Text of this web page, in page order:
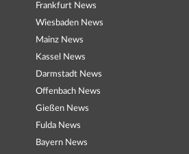
Frankfurt News
Wiesbaden News
Mainz News
Kassel News
Darmstadt News
Offenbach News
Gießen News
Fulda News
Bayern News